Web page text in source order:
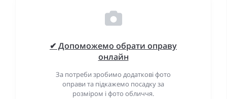
✔ Допоможемо обрати оправу
онлайн
За потреби зробимо додаткові фото
оправи та підкажемо посадку за
розміром і фото обличчя.